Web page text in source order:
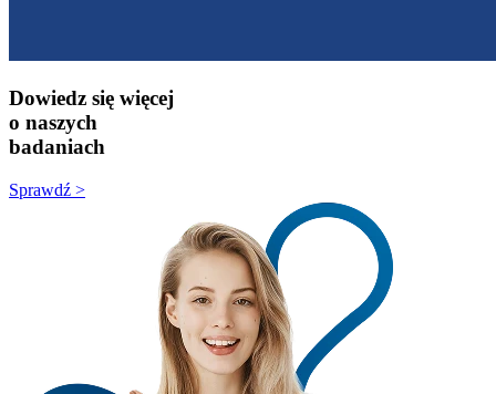
Dowiedz się więcej
o naszych
badaniach
Sprawdź >